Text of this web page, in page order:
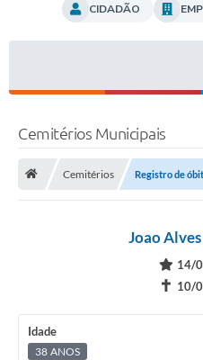
CIDADÃO
Cemitérios Municipais
Cemitérios Registro de
Joao
14/
✝ 10/
Idade
38 ANOS